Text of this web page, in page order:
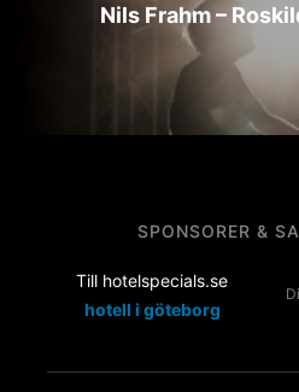
Nils Frahm –
SPONSORER &
Till hotelspecials.se
hotell i göteborg